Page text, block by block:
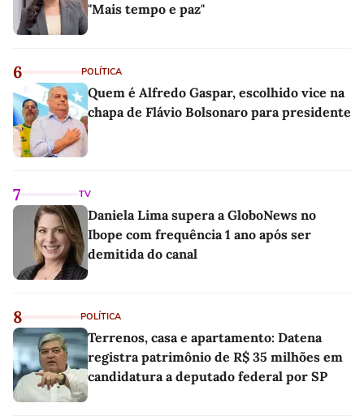
"Mais tempo e paz"
6 POLÍTICA
Quem é Alfredo Gaspar, escolhido vice na
chapa de Flávio Bolsonaro para presidente
7 TV
Daniela Lima supera a GloboNews no
Ibope com frequência 1 ano após ser
demitida do canal
8 POLÍTICA
Terrenos, casa e apartamento: Datena
registra patrimônio de R$ 35 milhões em
candidatura a deputado federal por SP